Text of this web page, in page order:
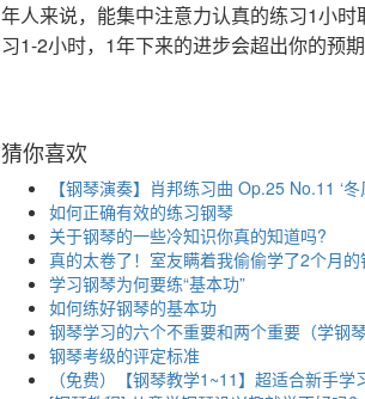
年人来说，能集中注意力认真的练习1小
习1-2小时，1年下来的进步会超出你的预
猜你喜欢
【钢琴演奏】肖邦练习曲 Op.25 No.11 ‘
如何正确有效的练习钢琴
关于钢琴的一些冷知识你真的知道吗?
真的太卷了！室友瞒着我偷偷学了2个月
学习钢琴为何要练“基本功”
如何练好钢琴的基本功
钢琴学习的六个不重要和两个重要（学钢琴
钢琴考级的评定标准
（免费）【钢琴教学1~11】超适合新手